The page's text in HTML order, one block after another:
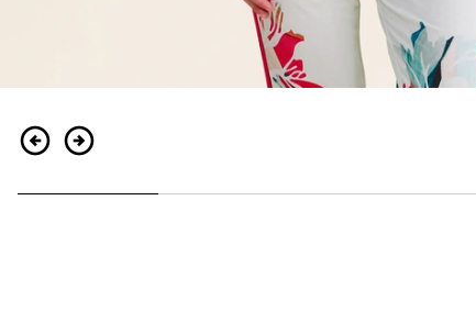
ZurückWeiter